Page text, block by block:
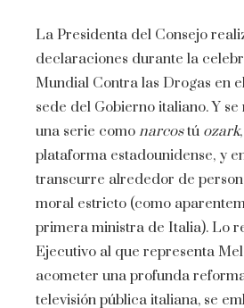
La Presidenta del Consejo
declaraciones durante la
Mundial Contra las Drogas en
sede del Gobierno italiano. Y
una serie como narcostú ozark
plataforma estadounidense, y
transcurre alrededor de
moral estricto (como
primera ministra de Italia). Lo
Ejecutivo al que representa
acometer una profunda
televisión pública italiana, se